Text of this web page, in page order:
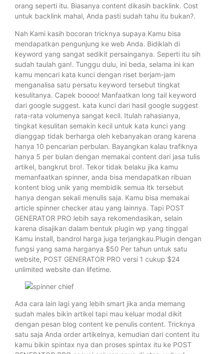
orang seperti itu. Biasanya content dikasih backlink. Cost
untuk backlink mahal, Anda pasti sudah tahu itu bukan?.
Nah Kami kasih bocoran tricknya supaya Kamu bisa
mendapatkan pengunjung ke web Anda. Bidiklah di
keyword yang sangat sedikit persainganya. Seperti itu sih
sudah taulah gan!. Tunggu dulu, ini beda, selama ini kan
kamu mencari kata kunci dengan riset berjam-jam
menganalisa satu persatu keyword tersebut tingkat
kesulitanya. Capek boooo! Manfaatkan long tail keyword
dari google suggest. kata kunci dari hasil google suggest
rata-rata volumenya sangat kecil. Itulah rahasianya,
tingkat kesulitan semakin kecil untuk kata kunci yang
dianggap tidak berharga oleh kebanyakan orang karena
hanya 10 pencarian perbulan. Bayangkan kalau trafiknya
hanya 5 per bulan dengan memakai content dari jasa tulis
artikel, bangkrut bro!. Tekor tidak belaku jika kamu
memanfaatkan spinner, anda bisa mendapatkan ribuan
kontent blog unik yang membidik semua ltk tersebut
hanya dengan sekali menulis saja. Kamu bisa memakai
article spinner checker atau yang lainnya. Tapi POST
GENERATOR PRO lebih saya rekomendasikan, selain
karena disajikan dalam bentuk plugin wp yang tinggal
Kamu install, bandrol harga juga terjangkau.Plugin dengan
fungsi yang sama harganya $50 Per tahun untuk satu
website, POST GENERATOR PRO versi 1 cukup $24
unlimited website dan lifetime.
Ada cara lain lagi yang lebih smart jika anda memang
sudah males bikin artikel tapi mau keluar modal dikit
dengan pesan blog content ke penulis content. Tricknya
satu saja Anda order artikelnya, kemudian dari content itu
kamu bikin spintax nya dan proses spintax itu ke POST